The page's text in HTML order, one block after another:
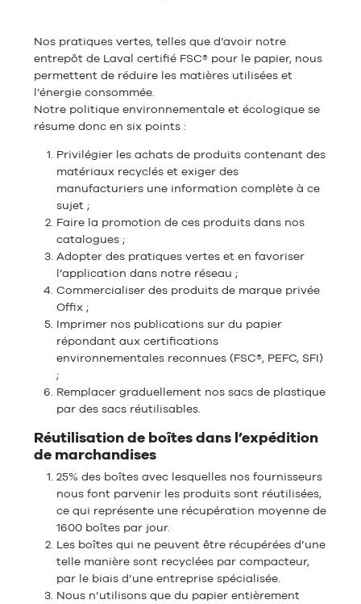
Nos pratiques vertes, telles que d’avoir notre
entrepôt de Laval certifié FSC® pour le papier, nous
permettent de réduire les matières utilisées et
l’énergie consommée.
Notre politique environnementale et écologique se
résume donc en six points :
Privilégier les achats de produits contenant des
matériaux recyclés et exiger des
manufacturiers une information complète à ce
sujet ;
Faire la promotion de ces produits dans nos
catalogues ;
Adopter des pratiques vertes et en favoriser
l’application dans notre réseau ;
Commercialiser des produits de marque privée
Offix ;
Imprimer nos publications sur du papier
répondant aux certifications
environnementales reconnues (FSC®, PEFC, SFI)
;
Remplacer graduellement nos sacs de plastique
par des sacs réutilisables.
Réutilisation de boîtes dans l’expédition
de marchandises
25% des boîtes avec lesquelles nos fournisseurs
nous font parvenir les produits sont réutilisées,
ce qui représente une récupération moyenne de
1600 boîtes par jour.
Les boîtes qui ne peuvent être récupérées d’une
telle manière sont recyclées par compacteur,
par le biais d’une entreprise spécialisée.
Nous n’utilisons que du papier entièrement